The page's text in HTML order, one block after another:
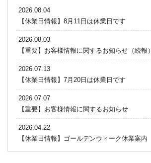
2026.08.04
【休業日情報】8月11日は休業日です
2026.08.03
【重要】お客様情報に関するお知らせ（続報）
2026.07.13
【休業日情報】7月20日は休業日です
2026.07.07
【重要】お客様情報に関するお知らせ
2026.04.22
【休業日情報】ゴールデンウィーク休業案内